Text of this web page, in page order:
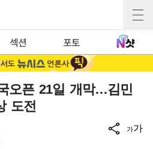
섹션 포토
오픈 21일 개막…김민
도전
가가